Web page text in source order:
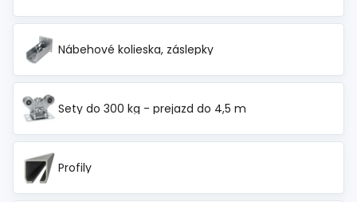
Nábehové kolieska, záslepky
Sety do 300 kg - prejazd do 4,5 m
Profily